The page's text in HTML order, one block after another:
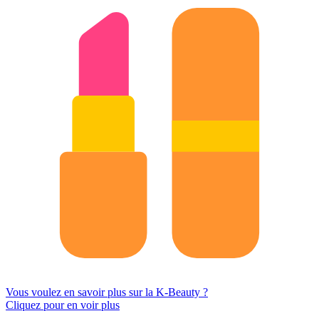
Vous voulez en savoir plus sur la K-Beauty ?
Cliquez pour en voir plus